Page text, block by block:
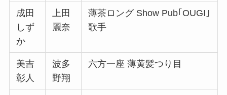
成田
しず
か
上田
麗奈
薄茶ロング Show Pub｢OUGI｣
歌手
美吉
彰人
波多
野翔
六方一座 薄黄髪つり目